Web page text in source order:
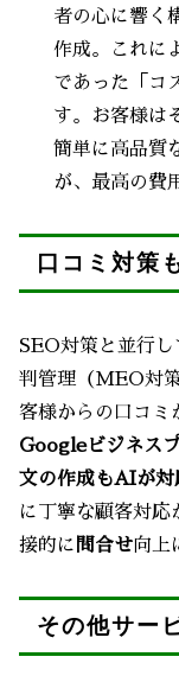
者の心に響く
作成。これに
であった「コ
す。お客様は
簡単に高品質
が、最高の費
口コミ対策
SEO対策と並行
判管理（MEO対
客様からの口コミ
Googleビジネス
文の作成もAIが対
に丁寧な顧客対応
接的に 問合せ向上
その他サー